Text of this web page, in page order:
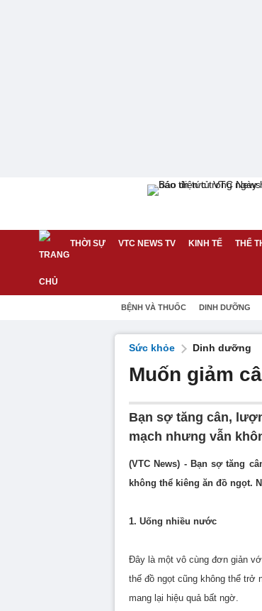
THỜI SỰ VTC NEWS TV KINH TẾ THỂ
BỆNH VÀ THUỐC DINH DƯỠNG
Sức khỏe Dinh dưỡng
Muốn giảm
Bạn sợ tăng cân,
mạch nhưng vẫn
(VTC News) - Bạn sợ tăng
không thể kiêng ăn đồ ngọt.
1. Uống nhiều nước
Đây là một vô cùng đơn giản
thế đồ ngọt cũng không thể trở
mang lại hiệu quả bất ngờ.